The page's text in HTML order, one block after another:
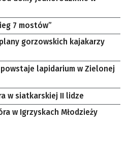
7 mostów”
gorzowskich kajakarzy
lapidarium w Zielonej
w siatkarskiej II lidze
w Igrzyskach Młodzieży